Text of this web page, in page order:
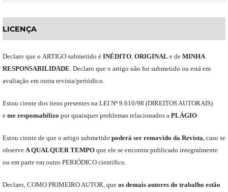
LICENÇA
Declaro que o ARTIGO submetido é INÉDITO, ORIGINAL ede MINHA
RESPONSABILIDADE Declaro que o artigo não foi submetido ou está em
avaliação em outra revista/periódico.
Estou ciente dos itens presentes na LEI Nº 9.610/98 (DIREITOS AUTORAIS)
e meresponsabilizo por quaisquer problemas relacionados a PLÁGIO.
Estou ciente de que o artigo submetido poderá ser removido da Revista caso se
observe A QUALQUER TEMPOque elese encontra publicado integralmente
ou em parte em outro PERIÓDICOcientífico.
Declaro COMO PRIMEIRO AUTOR que os demais autores do trabalho estão